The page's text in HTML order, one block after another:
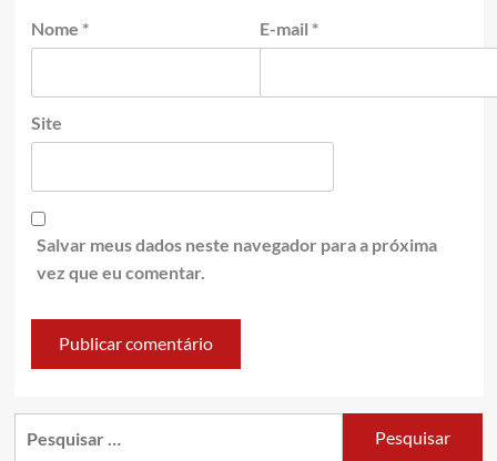
Nome * E-mail *
Site
Salvar meus dados neste navegador para a próxima
vez que eu comentar.